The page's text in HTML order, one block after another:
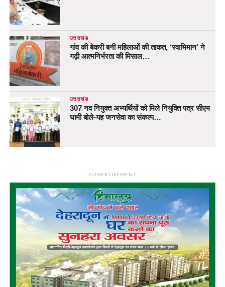
उत्तराखंड
गांव की बेकरी बनी महिलाओं की ताकत, ‘स्वाभिमान’ ने
गढ़ी आत्मनिर्भरता की मिसाल…
उत्तराखंड
307 नव नियुक्त अभ्यर्थियों को मिले नियुक्ति पत्र सीएम
धामी बोले-यह जनसेवा का संकल्प…
ADVERTISEMENT